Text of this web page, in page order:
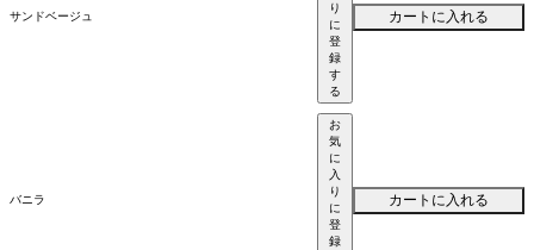
サンドベージュ
り
に
登
録
す
る
カートに入れる
バニラ
お
気
に
入
り
に
登
録
カートに入れる